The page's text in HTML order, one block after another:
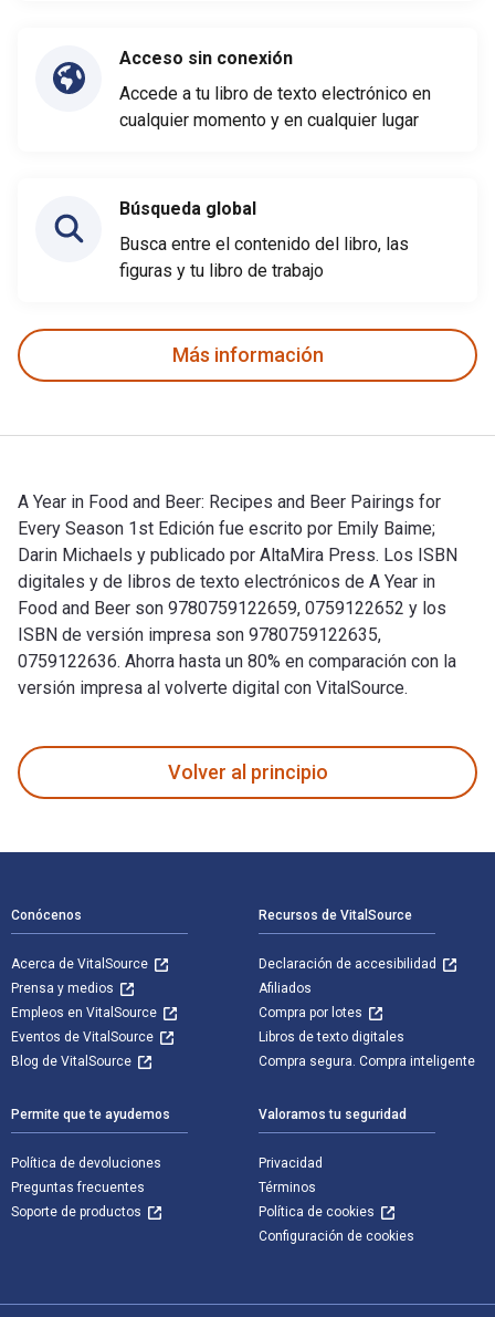
Acceso sin conexión
Accede a tu libro de texto electrónico en
cualquier momento y en cualquier lugar
Búsqueda global
Busca entre el contenido del libro, las
figuras y tu libro de trabajo
Más información
A Year in Food and Beer: Recipes and Beer Pairings for
Every Season 1st Edición fue escrito por Emily Baime;
Darin Michaels y publicado por AltaMira Press. Los ISBN
digitales y de libros de texto electrónicos de A Year in
Food and Beer son 9780759122659, 0759122652 y los
ISBN de versión impresa son 9780759122635,
0759122636. Ahorra hasta un 80% en comparación con la
versión impresa al volverte digital con VitalSource.
Volver al principio
Conócenos
Acerca de VitalSource
Prensa y medios
Empleos en VitalSource
Eventos de VitalSource
Blog de VitalSource
Recursos de VitalSource
Declaración de accesibilidad
Afiliados
Compra por lotes
Libros de texto digitales
Compra segura. Compra inteligente
Permite que te ayudemos
Política de devoluciones
Preguntas frecuentes
Soporte de productos
Valoramos tu seguridad
Privacidad
Términos
Política de cookies
Configuración de cookies